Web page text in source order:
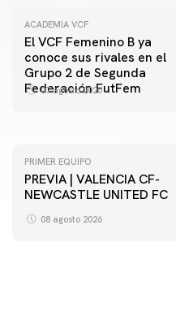
ACADEMIA VCF
El VCF Femenino B ya
conoce sus rivales en el
Grupo 2 de Segunda
Federación FutFem
07 agosto 2026
PRIMER EQUIPO
ENTRENAMIENTO DEL
PRIMER EQUIPO
PREVIA | VALENCIA CF-
NEWCASTLE UNITED FC
08 agosto 2026